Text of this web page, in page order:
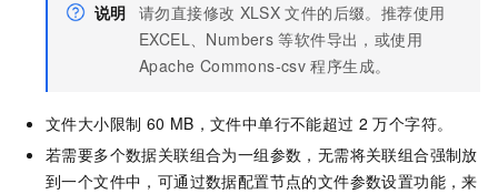
说明 请勿直接修改 XLSX 文件的后缀。推荐使用
EXCEL、Numbers 等软件导出，或使用
Apache Commons-csv 程序生成。
文件大小限制 60 MB，文件中单行不能超过 2 万个字符。
若需要多个数据关联组合为一组参数，无需将关联组合强制放
到一个文件中，可通过数据配置节点的文件参数设置功能，来